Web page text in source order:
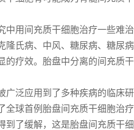
用间充质干细胞治疗一些难治
隆氏病、中风、糖尿病、糖尿
的疗效。胎盘中分离的间充质
泛应用到了多种疾病的临床研
全球首例胎盘间充质干细胞治
到了缓解，这是胎盘间充质干